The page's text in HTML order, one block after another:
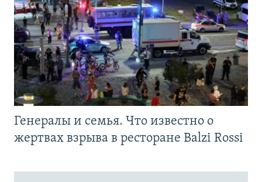
Генералы и семья. Что известно о
жертвах взрыва в ресторане Balzi Rossi